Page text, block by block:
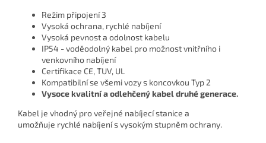
Režim připojení 3
Vysoká ochrana, rychlé nabíjení
Vysoká pevnost a odolnost kabelu
IP54 - voděodolný kabel pro možnost vnitřního i
venkovního nabíjení
Certifikace CE, TUV, UL
Kompatibilní se všemi vozy s koncovkou Typ 2
Vysoce kvalitní a odlehčený kabel druhé generace.
Kabel je vhodný pro veřejné nabíjecístanice a
umožňuje rychlé nabíjenís vysokým stupněmochrany.